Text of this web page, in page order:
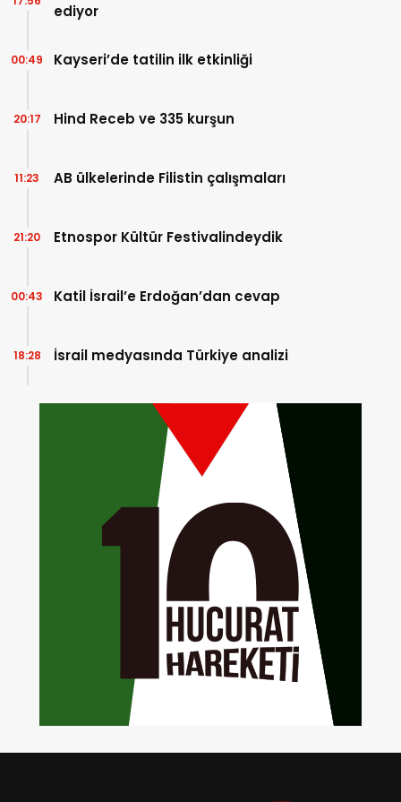
ediyor
Kayseri’de tatilin ilk etkinliği
00:49
Hind Receb ve 335 kurşun
20:17
AB ülkelerinde Filistin çalışmaları
11:23
Etnospor Kültür Festivalindeydik
21:20
Katil İsrail’e Erdoğan’dan cevap
00:43
İsrail medyasında Türkiye analizi
18:28